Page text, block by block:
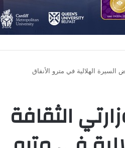
الهلالية في مترو الأنفاق
الثقافة